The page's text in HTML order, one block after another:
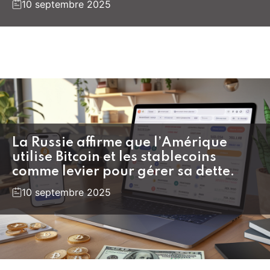
10 septembre 2025
La Russie affirme que l’Amérique
utilise Bitcoin et les stablecoins
comme levier pour gérer sa dette.
10 septembre 2025